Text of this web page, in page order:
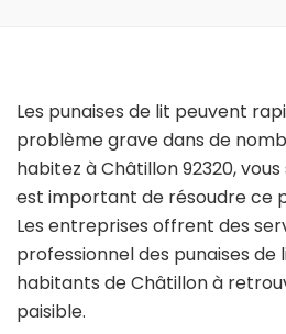
Les punaises de lit peuvent
problème grave dans de
habitez à Châtillon 92320,
est important de résoudre ce
Les entreprises offrent des
professionnel des punaises de
habitants de Châtillon à
paisible.